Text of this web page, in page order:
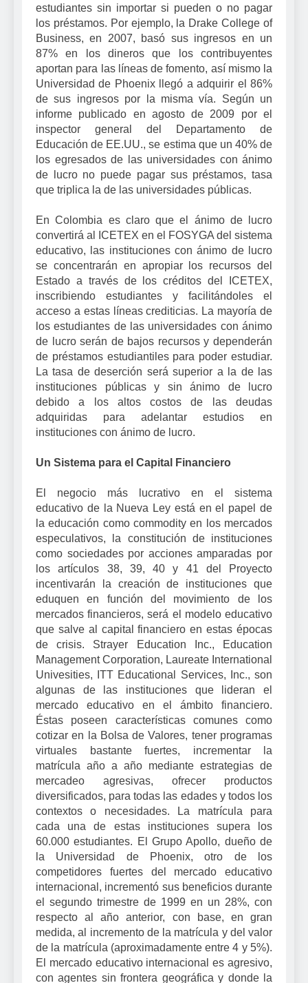
estudiantes sin importar si pueden o no pagar
los préstamos. Por ejemplo, la Drake College of
Business, en 2007, basó sus ingresos en un
87% en los dineros que los contribuyentes
aportan para las líneas de fomento, así mismo la
Universidad de Phoenix llegó a adquirir el 86%
de sus ingresos por la misma vía. Según un
informe publicado en agosto de 2009 por el
inspector general del Departamento de
Educación de EE.UU., se estima que un 40% de
los egresados de las universidades con ánimo
de lucro no puede pagar sus préstamos, tasa
que triplica la de las universidades públicas.
En Colombia es claro que el ánimo de lucro
convertirá al ICETEX en el FOSYGA del sistema
educativo, las instituciones con ánimo de lucro
se concentrarán en apropiar los recursos del
Estado a través de los créditos del ICETEX,
inscribiendo estudiantes y facilitándoles el
acceso a estas líneas crediticias. La mayoría de
los estudiantes de las universidades con ánimo
de lucro serán de bajos recursos y dependerán
de préstamos estudiantiles para poder estudiar.
La tasa de deserción será superior a la de las
instituciones públicas y sin ánimo de lucro
debido a los altos costos de las deudas
adquiridas para adelantar estudios en
instituciones con ánimo de lucro.
Un Sistema para el Capital Financiero
El negocio más lucrativo en el sistema
educativo de la Nueva Ley está en el papel de
la educación como commodity en los mercados
especulativos, la constitución de instituciones
como sociedades por acciones amparadas por
los artículos 38, 39, 40 y 41 del Proyecto
incentivarán la creación de instituciones que
eduquen en función del movimiento de los
mercados financieros, será el modelo educativo
que salve al capital financiero en estas épocas
de crisis. Strayer Education Inc., Education
Management Corporation, Laureate International
Univesities, ITT Educational Services, Inc., son
algunas de las instituciones que lideran el
mercado educativo en el ámbito financiero.
Éstas poseen características comunes como
cotizar en la Bolsa de Valores, tener programas
virtuales bastante fuertes, incrementar la
matrícula año a año mediante estrategias de
mercadeo agresivas, ofrecer productos
diversificados, para todas las edades y todos los
contextos o necesidades. La matrícula para
cada una de estas instituciones supera los
60.000 estudiantes. El Grupo Apollo, dueño de
la Universidad de Phoenix, otro de los
competidores fuertes del mercado educativo
internacional, incrementó sus beneficios durante
el segundo trimestre de 1999 en un 28%, con
respecto al año anterior, con base, en gran
medida, al incremento de la matrícula y del valor
de la matrícula (aproximadamente entre 4 y 5%).
El mercado educativo internacional es agresivo,
con agentes sin frontera geográfica y donde la